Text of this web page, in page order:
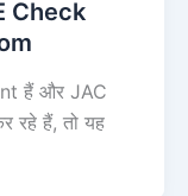
Check
हैं और JAC
रहे हैं, तो यह